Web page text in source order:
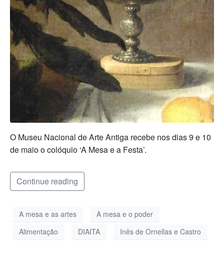
O Museu Nacional de Arte Antiga recebe nos dias 9 e 10
de maio o colóquio ‘A Mesa e a Festa’.
Continue reading
A mesa e as artes
A mesa e o poder
Alimentação
DIAITA Inês de Ornellas e Castro